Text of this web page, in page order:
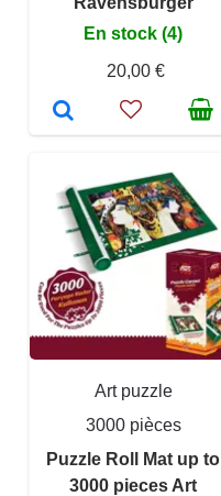
En stock (4)
20,00 €
Art puzzle
3000 pièces
Puzzle Roll Mat up to
3000 pieces Art